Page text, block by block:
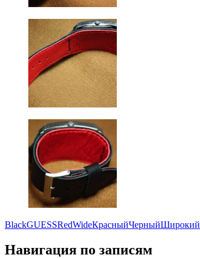
BlackGUESSRedWideКрасныйЧерныйШирокий
Навигация по записям